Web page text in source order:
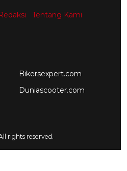
Tentang Kami
Bikersexpert.com
Duniascooter.com
rights reserved.